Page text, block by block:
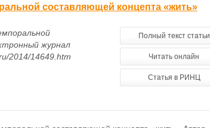
составляющей концепта «жить»
журнал
2014/14649.htm
Полный текст статьи
Читать онлайн
Статья в РИНЦ